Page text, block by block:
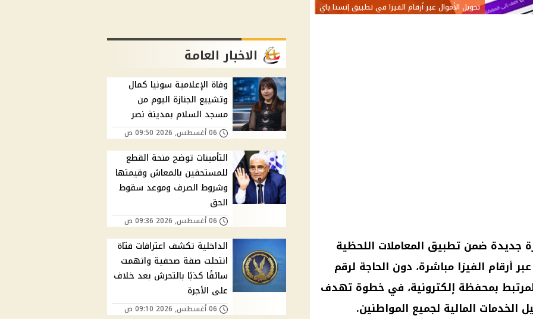
تحويل الأموال عبر أرقام الفيزا في تطبيق إنستا باي
جديدة ضمن تطبيق المعاملات اللحظية
أرقام الفيزا مباشرة، دون الحاجة لرقم
بمحفظة إلكترونية، في خطوة تهدف
الخدمات المالية لجميع المواطنين.
الاخبار العامة
وفاة الإعلامية سونيا كمال
وتشييع الجنازة اليوم من
مسجد السلام بمدينة نصر
06 أغسطس, 2026 09:50 ص
التأمينات توضح منحة القطع
للمستحقين بالمعاش وقيمتها
وشروط الصرف وموعد سقوط
الحق
06 أغسطس, 2026 09:36 ص
الداخلية تكشف اعترافات فتاة
انتحلت صفة صحفية واتهمت
سائقًا كذبًا بالتحرش بعد خلاف
على الأجرة
06 أغسطس, 2026 09:10 ص